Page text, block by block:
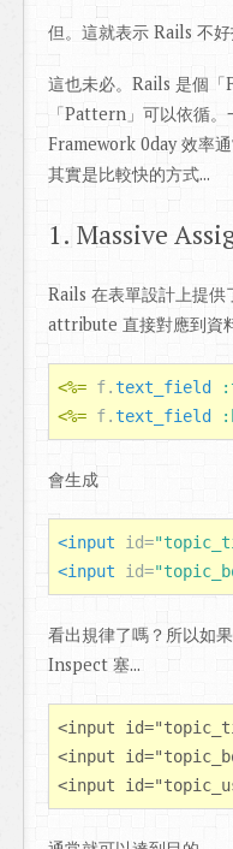
但。這就表示 Rails 不好
這也未必。Rails 是個
「Pattern」可以依循
Framework 0day 效率
其實是比較快的方式...
1. Massive
Rails 在表單設計上提
attribute 直接對應到資
<%= f.text_field
<%= f.text_field
會生成
<input id=
<input
id=
看出規律了嗎？所以如
Inspect 塞...
<input
<input